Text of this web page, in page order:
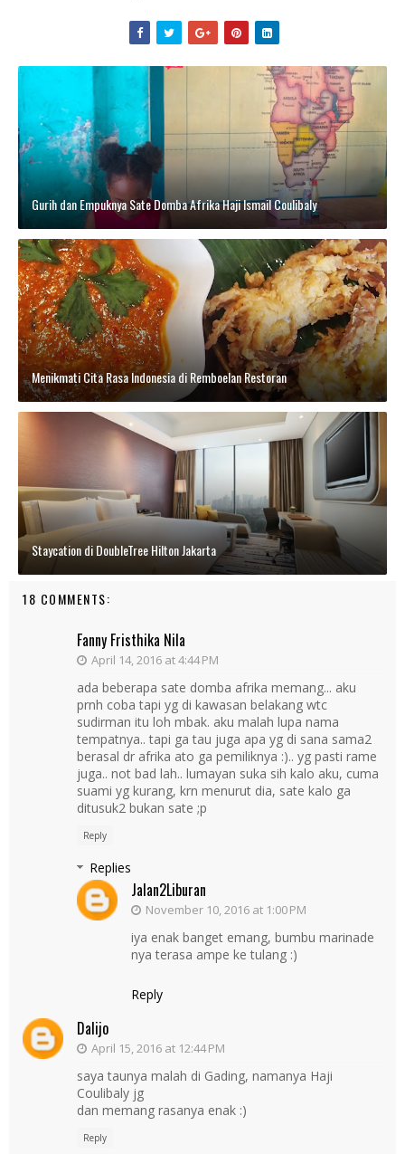
Gurih dan Empuknya Sate Domba Afrika Haji Ismail Coulibaly
Menikmati Cita Rasa Indonesia di Remboelan Restoran
Staycation di DoubleTree Hilton Jakarta
18 COMMENTS:
Fanny Fristhika Nila
April 14, 2016 at 4:44 PM
ada beberapa sate domba afrika memang... aku
prnh coba tapi yg di kawasan belakang wtc
sudirman itu loh mbak. aku malah lupa nama
tempatnya.. tapi ga tau juga apa yg di sana sama2
berasal dr afrika ato ga pemiliknya :).. yg pasti rame
juga.. not bad lah.. lumayan suka sih kalo aku, cuma
suami yg kurang, krn menurut dia, sate kalo ga
ditusuk2 bukan sate ;p
Reply
Replies
Jalan2Liburan
November 10, 2016 at 1:00 PM
iya enak banget emang, bumbu marinade
nya terasa ampe ke tulang :)
Reply
Dalijo
April 15, 2016 at 12:44 PM
saya taunya malah di Gading, namanya Haji
Coulibaly jg
dan memang rasanya enak :)
Reply